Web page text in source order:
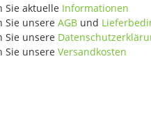
Sie aktuelle Informationen
Sie unsere AGB und
Sie unsere
Sie unsere Versandkosten